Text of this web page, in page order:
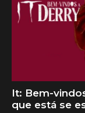
It: Bem-
que está se